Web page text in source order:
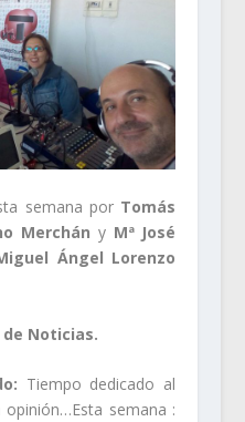
semana por Tomás
Merchán yMª José
Ángel Lorenzo
Noticias.
Tiempo dedicado al
semana :